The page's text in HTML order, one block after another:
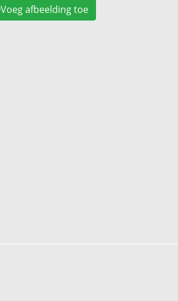
Voeg afbeelding toe